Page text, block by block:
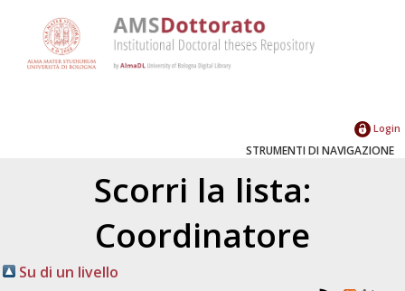
Login
STRUMENTI DI NAVIGAZIONE
Scorri la lista:
Coordinatore
Su di un livello